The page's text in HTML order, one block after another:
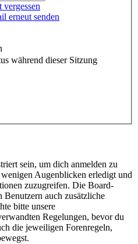
vergessen
erneut senden
während dieser Sitzung
sein, um dich anmelden zu
Augenblicken erledigt und
zuzugreifen. Die Board-
auch zusätzliche
bitte unsere
Regelungen, bevor du
die jeweiligen Forenregeln,